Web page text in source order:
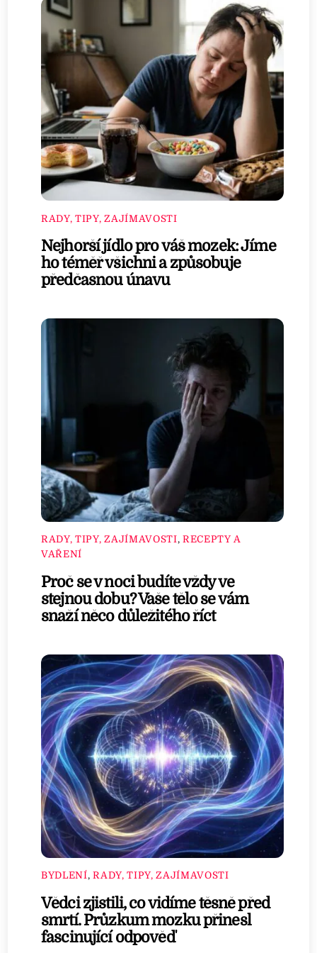
RADY, TIPY, ZAJÍMAVOSTI
Nejhorší jídlo pro váš mozek: Jíme
ho téměř všichni a způsobuje
předčasnou únavu
RADY, TIPY, ZAJÍMAVOSTI, RECEPTY A
VAŘENÍ
Proč se v noci budíte vždy ve
stejnou dobu? Vaše tělo se vám
snaží něco důležitého říct
BYDLENÍ,RADY, TIPY, ZAJÍMAVOSTI
Vědci zjistili, co vidíme těsně před
smrtí. Průzkum mozku přinesl
fascinující odpověď